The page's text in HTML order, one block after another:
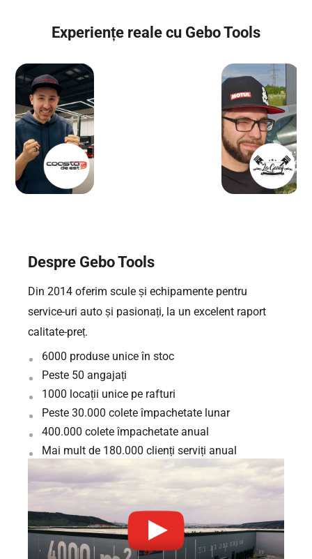
Experiențe reale cu Gebo Tools
Despre Gebo Tools
Din 2014 oferim scule și echipamente pentru
service-uri auto și pasionați, la un excelent raport
calitate-preț.
6000 produse unice în stoc
Peste 50 angajați
1000 locații unice pe rafturi
Peste 30.000 colete împachetate lunar
400.000 colete împachetate anual
Mai mult de 180.000 clienți serviți anual